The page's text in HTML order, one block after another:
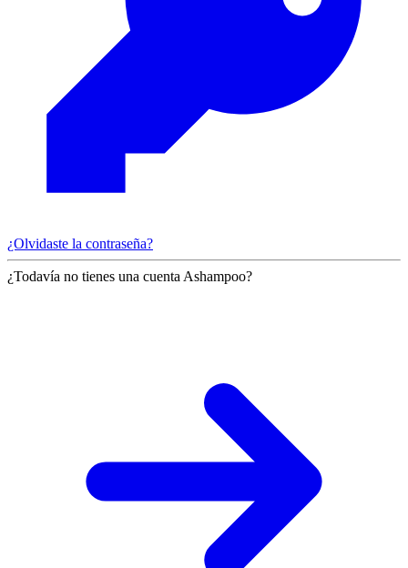
¿Olvidaste la contraseña?
¿Todavía no tienes una cuenta Ashampoo?